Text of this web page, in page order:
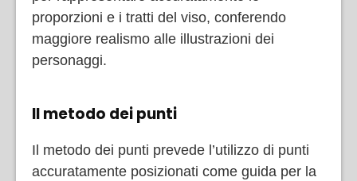
proporzioni e i tratti del viso, conferendo
maggiore realismo alle illustrazioni dei
personaggi.
Il metodo dei punti
Il metodo dei punti prevede l’utilizzo di punti
accuratamente posizionati come guida per la